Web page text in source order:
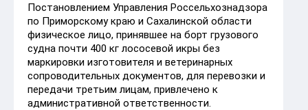
Постановлением Управления Россельхознадзора
по Приморскому краю и Сахалинской области
физическое лицо, принявшее на борт грузового
судна почти 400 кг лососевой икры без
маркировки изготовителя и ветеринарных
сопроводительных документов, для перевозки и
передачи третьим лицам, привлечено к
административной ответственности.